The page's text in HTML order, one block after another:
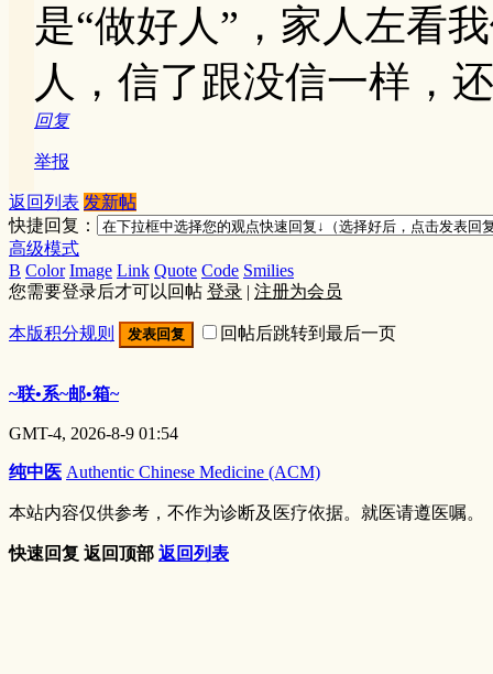
是“做好人”，家人左看
人，信了跟没信一样，
回复
举报
返回列表 发新帖
快捷回复：
高级模式
B Color Image Link Quote Code Smilies
您需要登录后才可以回帖 登录 | 注册为会员
本版积分规则 发表回复 回帖后跳转到最后一页
~联•系~邮•箱~
GMT-4, 2026-8-9 01:54
纯中医 Authentic Chinese Medicine (ACM)
本站内容仅供参考，不作为诊断及医疗依据。就医请遵医嘱。
快速回复 返回顶部 返回列表